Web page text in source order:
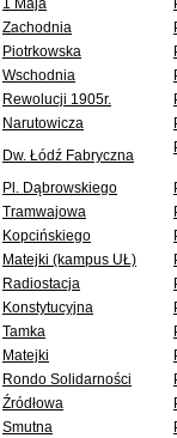
1 Maja
Zachodnia
Piotrkowska
Wschodnia
Rewolucji 1905r.
Narutowicza
Dw. Łódź Fabryczna
Pl. Dąbrowskiego
Tramwajowa
Kopcińskiego
Matejki (kampus UŁ)
Radiostacja
Konstytucyjna
Tamka
Matejki
Rondo Solidarności
Źródłowa
Smutna